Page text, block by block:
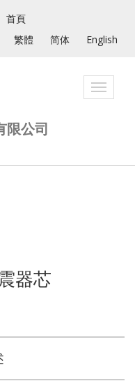
首頁
繁體
简体 English
Toggle
限公司
器芯